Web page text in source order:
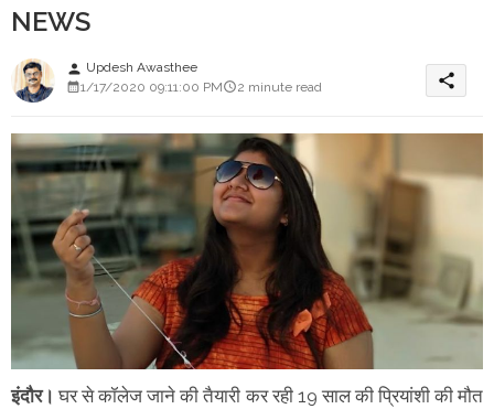
NEWS
person Updesh Awasthee
1/17/2020 09:11:00 PM
2 minute read share
इंदौर। घर से कॉलेज जाने की तैयारी कर रही 19 साल की प्रियांशी की मौत